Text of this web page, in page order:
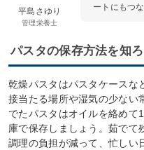
平島さゆり
管理栄養士
ートにもつ
パスタの保存方法を知ろ
乾燥パスタはパスタケースな
接当たる場所や湿気の少ない
でたパスタはオイルを絡めて
庫で保存しましょう。茹でて
調理の負担が減って、忙しい